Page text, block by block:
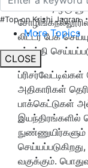
#Top on Krishi Jagran
More Topics
CLOSE
பாக்கெட், ஒரு
லிட்டர் பேக்
உற்பத்தி
அதிகாரிகள்
பாக்கெட்டுகள்
வகுக்கும்.